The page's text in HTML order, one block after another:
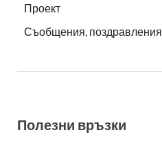
Проект
Съобщения, поздравления
Полезни връзки